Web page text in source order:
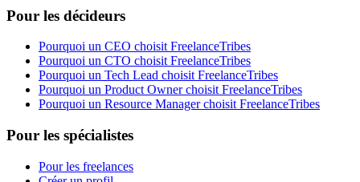
Pour les décideurs
Pourquoi un CEO choisit FreelanceTribes
Pourquoi un CTO choisit FreelanceTribes
Pourquoi un Tech Lead choisit FreelanceTribes
Pourquoi un Product Owner choisit FreelanceTribes
Pourquoi un Resource Manager choisit FreelanceTribes
Pour les spécialistes
Pour les freelances